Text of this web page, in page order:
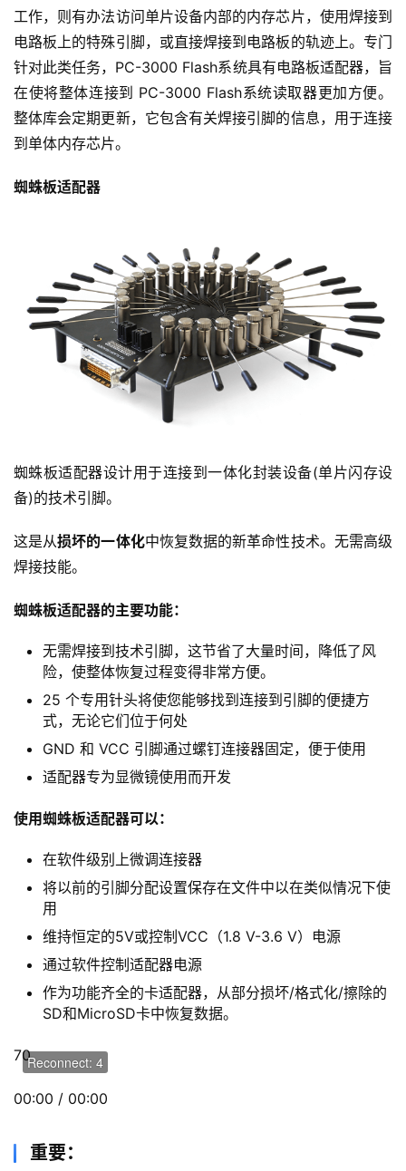
以单体形式显示的闪存驱动器
大量基于 NAND 的闪存驱动器由单片驱动器（芯片上系统
或嵌入式解决方案）组成，其中控制器、内存微芯片和所有
无源元件都放置在一个物理外壳中。 此类闪存驱动器的唯
SD 等）。如果这种器件出现故障，并且无法通过标准接口
针对此类任务，PC-3000 Flash系统具有电路板适配器，旨
在使将整体连接到 PC-3000 Flash系统读取器更加方便。
整体库会定期更新，它包含有关焊接引脚的信息，用于连接
到单体内存芯片。
蜘蛛板适配器
蜘蛛板适配器设计用于连接到一体化封装设备(单片闪存设
备)的技术引脚。
损坏的一体化中恢复数据的新革命性技术。无需高级
蜘蛛板适配器的主要功能：
无需焊接到技术引脚，这节省了大量时间，降低了风
险，使整体恢复过程变得非常方便。
25 个专用针头将使您能够找到连接到引脚的便捷方
式，无论它们位于何处
GND 和 VCC 引脚通过螺钉连接器固定，便于使用
适配器专为显微镜使用而开发
使用蜘蛛板适配器可以：
在软件级别上微调连接器
用
通过软件控制适配器电源